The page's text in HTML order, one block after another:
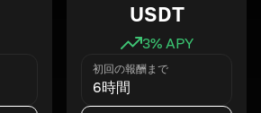
USDT
3% APY
初回の報酬まで
6時間